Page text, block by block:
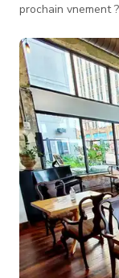
prochain vnement
journe9e
studio est idal
Pilates, le barre,
sonores, les
chore9graphie, les